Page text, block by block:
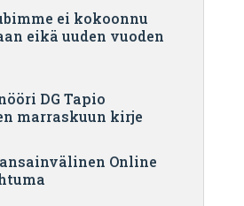
ei kokoonnu
eikä uuden vuoden
DG Tapio
marraskuun kirje
Online